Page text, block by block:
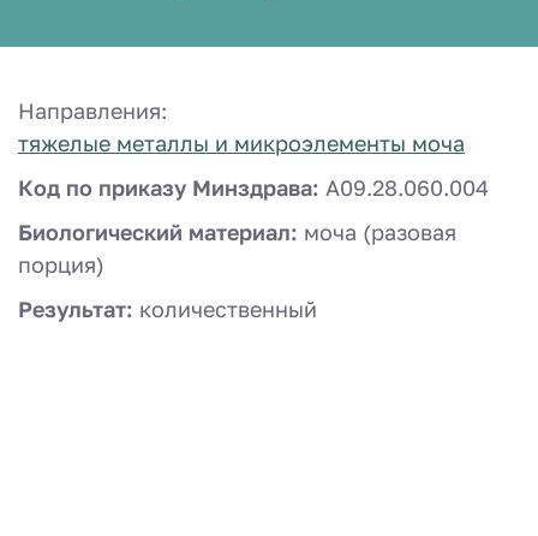
Направления:
тяжелые металлы и микроэлементы моча
Код по приказу Минздрава: A09.28.060.004
Биологический материал: моча (разовая
порция)
Результат: количественный